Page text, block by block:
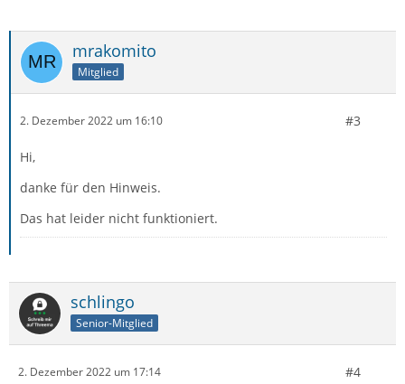
mrakomito
Mitglied
2. Dezember 2022 um 16:10 #3
Hi,
danke für den Hinweis.
Das hat leider nicht funktioniert.
schlingo
Senior-Mitglied
2. Dezember 2022 um 17:14 #4